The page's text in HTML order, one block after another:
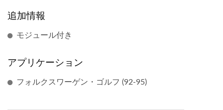
追加情報
モジュール付き
アプリケーション
フォルクスワーゲン・ゴルフ (92-95)